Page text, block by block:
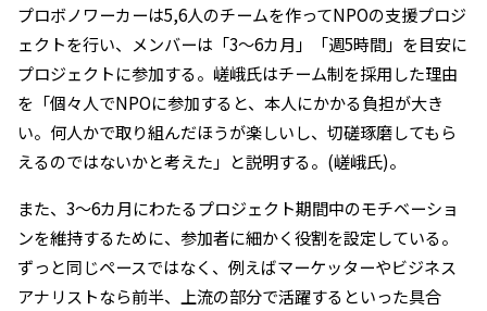
プロボノワーカーは5,6人のチームを作ってNPOの支援プロジ
ェクトを行い、メンバーは「3〜6カ月」「週5時間」を目安に
プロジェクトに参加する。嵯峨氏はチーム制を採用した理由
を「個々人でNPOに参加すると、本人にかかる負担が大き
い。何人かで取り組んだほうが楽しいし、切磋琢磨してもら
えるのではないかと考えた」と説明する。(嵯峨氏)。
また、3〜6カ月にわたるプロジェクト期間中のモチベーショ
ンを維持するために、参加者に細かく役割を設定している。
ずっと同じペースではなく、例えばマーケッターやビジネス
アナリストなら前半、上流の部分で活躍するといった具合